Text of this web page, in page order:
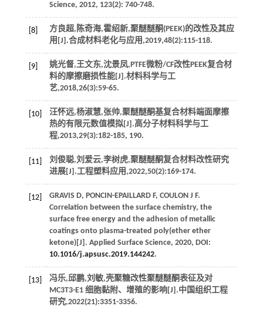
Science, 2012, 123(2): 740-748.
[8]
方良超,陈奇海,霍绍新,聚醚醚酮(PEEK)的改性及其应
用[J].合成材料老化与应用 ,2019,48(2):115-118.
[9]
姚光督,王文东,沈景凤,PTFE微粉/CF改性PEEK复合材
料的摩擦磨损性能[J].材料科学与工
艺,2018,26(3):59-65.
[10]
汪怀远,杨淑慧,张帅,聚醚醚酮基复合材料端面摩擦
热的有限元数值模拟[J].高分子材料科学与工
程,2013,29(3):182-185, 190.
[11]
刘俊聪,刘爱云,李树虎,聚醚醚酮复合材料改性研究
进展[J].工程塑料应用 ,2022,50(2):169-174.
[12] GRAVIS D, PONCIN-EPAILLARD F, COULON J F.
Correlation between the surface chemistry, the
surface free energy and the adhesion of metallic
coatings onto plasma-treated poly(ether ether
ketone)[J]. Applied Surface Science, 2020, DOI:
10.1016/j.apsusc.2019.144242.
[13]
冯乐,邱鹏,刘敏,壳聚糖改性聚醚醚酮表征及对
MC3T3-E1 细胞黏附、增殖的影响[J].中国组织工程
研究,2022(21):3351-3356.